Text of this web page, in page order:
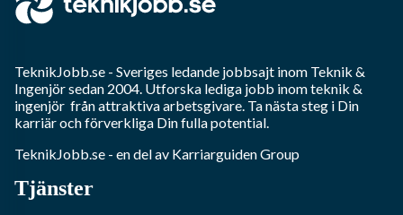
TeknikJobb.se - Sveriges ledande jobbsajt inom Teknik &
Ingenjörsedan 2004. Utforska lediga jobb inomteknik &
ingenjör från attraktiva arbetsgivare. Ta nästa steg i Din
karriär och förverkliga Din fulla potential.
TeknikJobb.se - en del av Karriarguiden Group
Tjänster